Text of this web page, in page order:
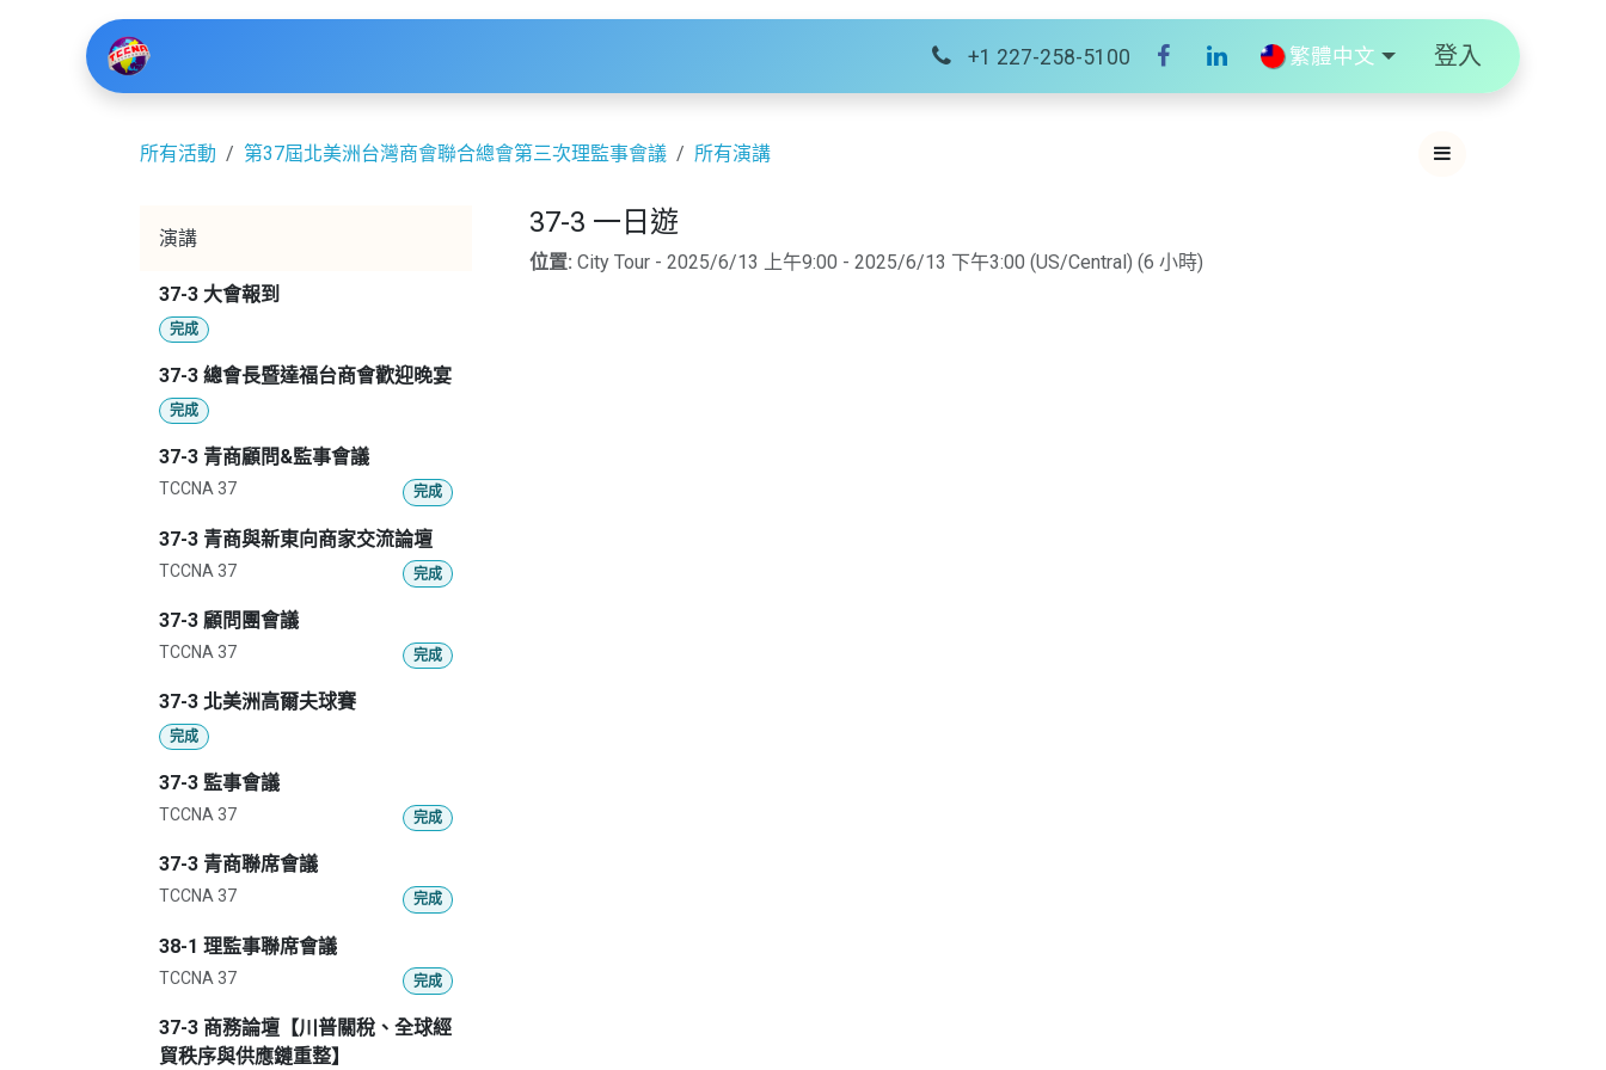
+1 227-258-5100 繁體中文 登入
所有活動 第37屆北美洲台灣商會聯合總會第三次理監事會議 所有演講
演講
37-3 大會報到
完成
37-3 總會長暨達福台商會歡迎晚宴
完成
37-3 青商顧問&監事會議
TCCNA 37 完成
37-3 青商與新東向商家交流論壇
TCCNA 37 完成
37-3 顧問團會議
TCCNA 37 完成
37-3 北美洲高爾夫球賽
完成
37-3 監事會議
TCCNA 37 完成
37-3 青商聯席會議
TCCNA 37 完成
38-1 理監事聯席會議
TCCNA 37 完成
37-3 商務論壇【川普關稅、全球經
貿秩序與供應鏈重整】
37-3 一日遊
位置: City Tour - 2025/6/13 上午9:00 - 2025/6/13 下午3:00 (US/Central) (6 小時)